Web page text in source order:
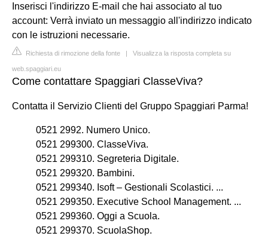
Inserisci l'indirizzo E-mail che hai associato al tuo
account: Verrà inviato un messaggio all'indirizzo indicato
con le istruzioni necessarie.
Richiesta di rimozione della fonte | Visualizza la risposta completa su
web.spaggiari.eu
Come contattare Spaggiari ClasseViva?
Contatta il Servizio Clienti del Gruppo Spaggiari Parma!
0521 2992. Numero Unico.
0521 299300. ClasseViva.
0521 299310. Segreteria Digitale.
0521 299320. Bambini.
0521 299340. Isoft – Gestionali Scolastici. ...
0521 299350. Executive School Management. ...
0521 299360. Oggi a Scuola.
0521 299370. ScuolaShop.